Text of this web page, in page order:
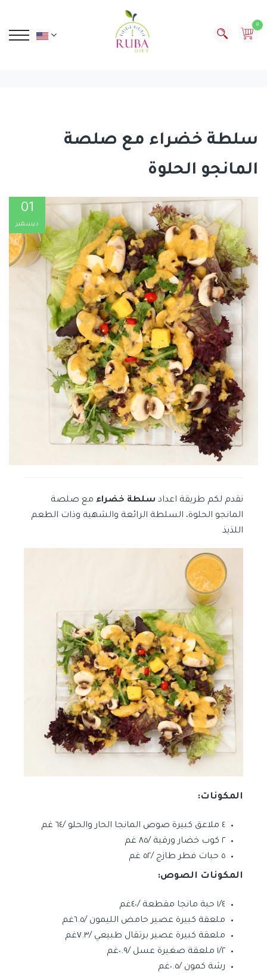
0
سلطة خضراء مع صلصة
المانجو الحلوة
01
ديسمبر
نقدم لكم طريقة اعداد سلطة خضراء مع صلصة
المانجو الحلوة، السلطة الرائعة والشهية وذات الطعم
اللذيذ
المكونات:
٤ ملاعق كبيرة صوص المانجا الحار والحلو /٦٤ غم
٢ كوب خضار ورقية /٨٥ غم
٥ حبات فطر طازج /٥٢ غم
المكونات الصوص:
١/٤ حبة مانجا مقطعة /٤٠غم
ملعقة كبيرة عصير حامض الليمون /٦.٥غم
ملعقة كبيرة عصير برتقال طبيعي /٧.٣غم
١/٢ ملعقة صغيرة عسل /٠.٩غم
رشة كمون /٠.٥غم